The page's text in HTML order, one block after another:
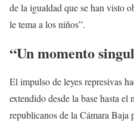
de la igualdad que se han visto
le tema a los niños”.
“Un momento
El impulso de leyes represivas
extendido desde la base hasta
republicanos de la Cámara Baja